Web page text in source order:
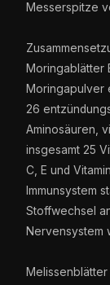
Messerspitze
Moringablätter
Moringapulver
26
Aminosäuren,
insgesamt 25
C, E und
Immunsystem
Stoffwechsel
Nervensystem